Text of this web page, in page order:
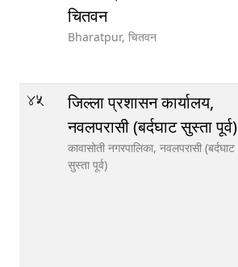
चितवन
Bharatpur, चितवन
45
जिल्ला प्रशासन कार्यालय,
नवलपरासी (बर्दघाट सुस्ता पूर्व)
कावासोती नगरपालिका, नवलपरासी (बर्दघाट
सुस्ता पूर्व)